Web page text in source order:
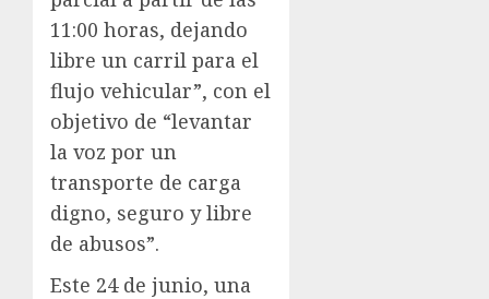
11:00 horas, dejando
libre un carril para el
flujo vehicular”, con el
objetivo de “levantar
la voz por un
transporte de carga
digno, seguro y libre
de abusos”.
Este 24 de junio, una